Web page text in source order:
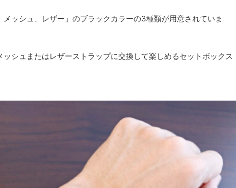
ッシュ、レザー」のブラックカラーの3種類が用意されていま
シュまたはレザーストラップに交換して楽しめるセットボックス